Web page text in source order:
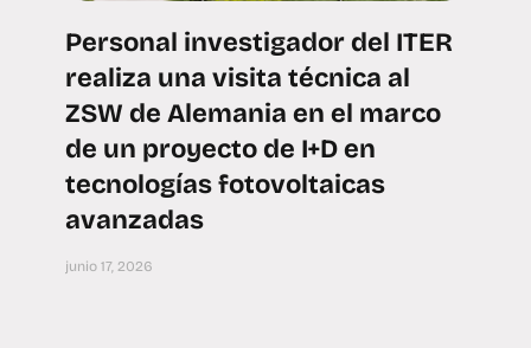
Personal investigador del ITER
realiza una visita técnica al
ZSW de Alemania en el marco
de un proyecto de I+D en
tecnologías fotovoltaicas
avanzadas
junio 17, 2026